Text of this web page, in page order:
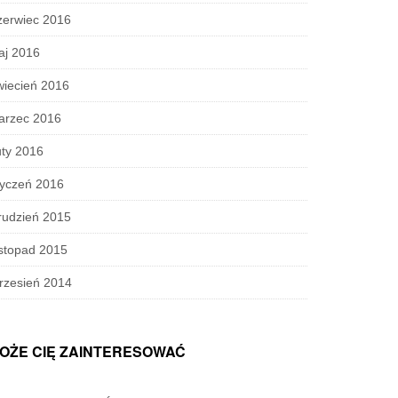
2016
2016
2016
2016
2016
2016
2015
2015
2014
CIĘ ZAINTERESOWAĆ